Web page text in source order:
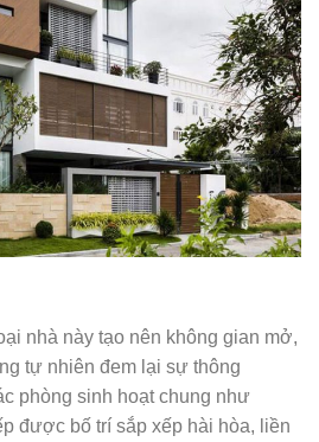
nhà này tạo nên không gian mở,
tự nhiên đem lại sự thông
phòng sinh hoạt chung như
được bố trí sắp xếp hài hòa, liền